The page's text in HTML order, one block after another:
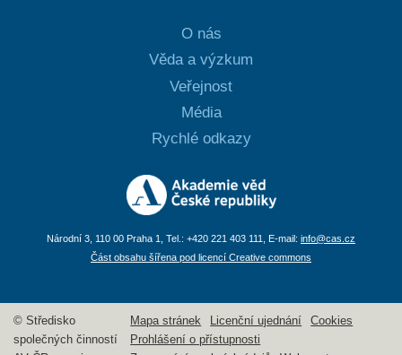
O nás
Věda a výzkum
Veřejnost
Média
Rychlé odkazy
Národní 3, 110 00 Praha 1, Tel.: +420 221 403 111, E-mail: info@cas.cz
Část obsahu šířena pod licencí Creative commons
© Středisko
společných činností
Mapa stránek Licenční ujednání
Cookies
Prohlášení o přístupnosti